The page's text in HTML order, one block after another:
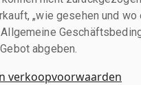
„wie gesehen und wo
abgeben.
verkoopvoorwaarden